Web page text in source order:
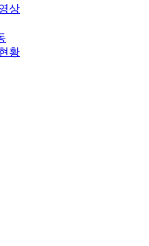
상
황